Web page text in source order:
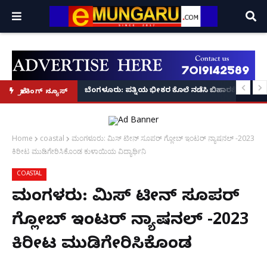
ಬ್ರೇಕಿಂಗ್ ನ್ಯೂಸ್
ಮಜಾ ಮಾಡಲು ಬಂದು ಸೌತ್ ಸೂಪರ್ ಸ್ಟಾರ್ ಆದ ನಟಿ ತ್ರಿಷಾ ಕೃಷ್ಣನ್!
ಬೆಂಗಳೂರು: ಪತ್ನಿಯ ಭೀಕರ ಕೊಲೆ ನಡೆಸಿ ಬಿಹಾರಕ್ಕೆ
Home coastal
ಮಂಗಳೂರು: ಮಿಸ್ ಟೀನ್ ಸೂಪರ್ ಗ್ಲೋಬ್ ಇಂಟರ್ ನ್ಯಾಷನಲ್ -2023
ಕಿರೀಟ ಮುಡಿಗೇರಿಸಿಕೊಂಡ ಕುಳಾಯಿಯ ವಿದ್ಯಾರ್ಥಿನಿ
COASTAL
ಮಂಗಳೂರು: ಮಿಸ್ ಟೀನ್ ಸೂಪರ್
ಗ್ಲೋಬ್ ಇಂಟರ್ ನ್ಯಾಷನಲ್ -2023
ಕಿರೀಟ ಮುಡಿಗೇರಿಸಿಕೊಂಡ